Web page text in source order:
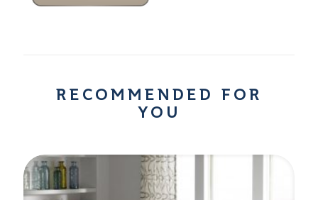
RECOMMENDED FOR
YOU